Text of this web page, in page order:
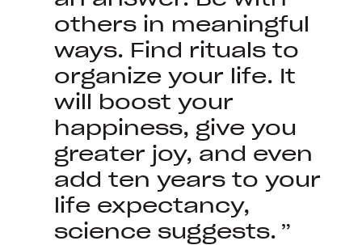
others in meaningful
ways. Find rituals to
organize your life. It
will boost your
happiness, give you
greater joy, and even
add ten years to your
life expectancy,
science suggests.